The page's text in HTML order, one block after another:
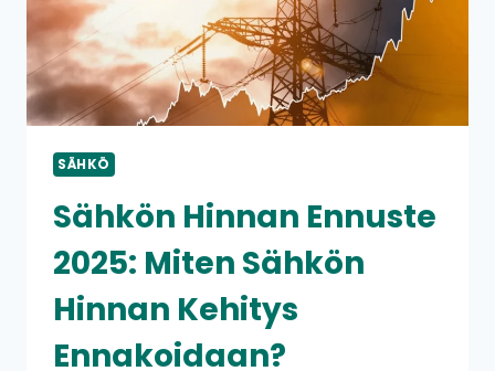
SÄHKÖ
Sähkön Hinnan Ennuste
2025: Miten Sähkön
Hinnan Kehitys
Ennakoidaan?